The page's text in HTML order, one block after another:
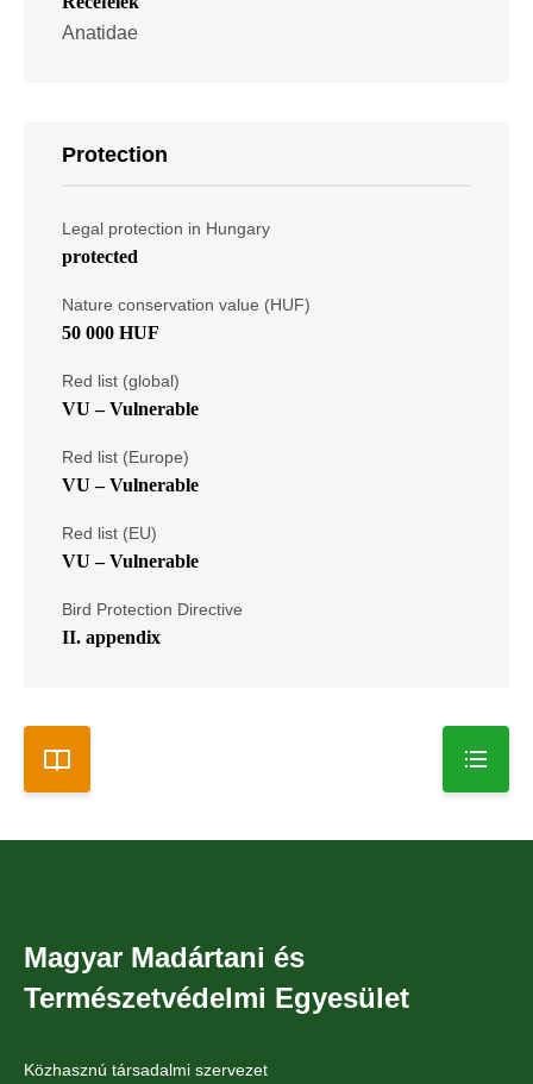
Anatidae
Protection
Legal protection in Hungary
protected
Nature conservation value (HUF)
50 000 HUF
Red list (global)
VU – Vulnerable
Red list (Europe)
VU – Vulnerable
Red list (EU)
VU – Vulnerable
Bird Protection Directive
II. appendix
Magyar Madártani és
Természetvédelmi Egyesület
Közhasznú társadalmi szervezet